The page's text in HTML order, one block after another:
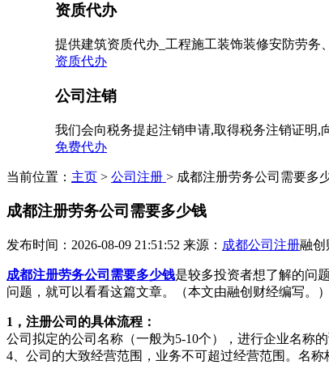
资质代办
提供建筑资质代办_工程施工装饰装修安防劳
资质代办
公司注销
我们会向税务提起注销申请,取得税务注销证明,
免费代办
当前位置： 主页 > 公司注册 > 成都注册劳务公司需要多
成都注册劳务公司需要多少钱
发布时间：2026-08-09 21:51:52 来源： 成都公司注册融创
成都注册劳务公司需要多少钱是较多投资者想了解的问
问题，就可以看看这篇文章。（本文由融创财经编写。）
1，注册公司的具体流程：
公司拟定的公司名称（一般为5-10个），进行企业名称
4、公司的大致经营范围，业务不可超过经营范围。名